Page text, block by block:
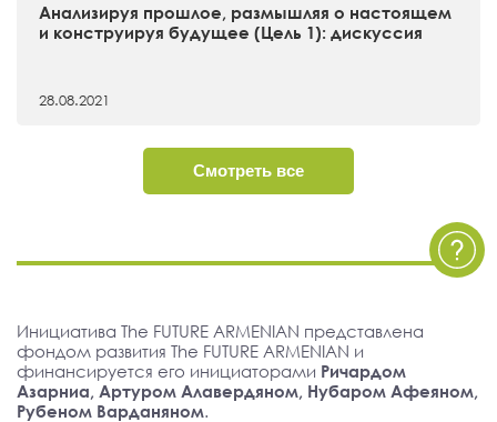
Анализируя прошлое, размышляя о настоящем
и конструируя будущее (Цель 1): дискуссия
28.08.2021
Смотреть все
Инициатива The FUTURE ARMENIAN представлена
фондом развития The FUTURE ARMENIAN и
финансируется его инициаторами Ричардом
Азарниа, Артуром Алавердяном, Нубаром Афеяном,
Рубеном Варданяном.